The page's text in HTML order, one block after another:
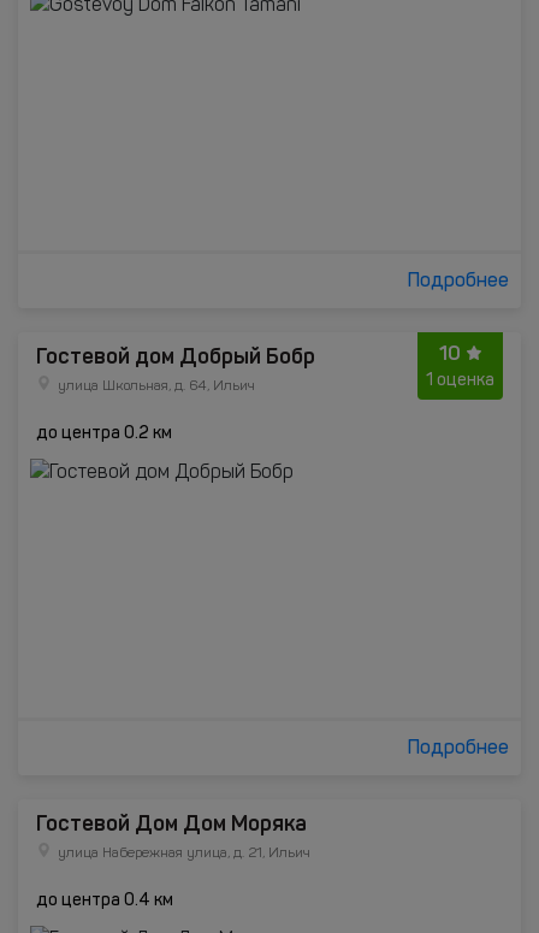
Подробнее
10
1 оценка
Гостевой дом Добрый Бобр
улица Школьная, д. 64, Ильич
до центра 0.2 км
Подробнее
Гостевой Дом Дом Моряка
улица Набережная улица, д. 21, Ильич
до центра 0.4 км